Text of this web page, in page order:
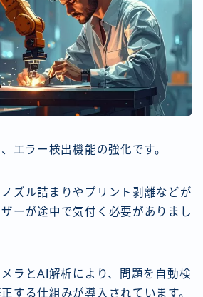
エラー検出機能の強化です。
ズル詰まりやプリント剥離などが
ーが途中で気付く必要がありまし
ラとAI解析により、問題を自動検
する仕組みが導入されています。